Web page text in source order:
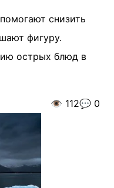
снизить
фигуру.
острых блюд в
👁️ 112💬 0